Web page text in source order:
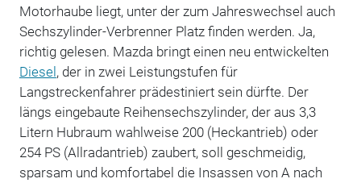
Motorhaube liegt, unter der zum Jahreswechsel auch
Sechszylinder-Verbrenner Platz finden werden. Ja,
richtig gelesen. Mazda bringt einen neu entwickelten
Diesel, der in zwei Leistungstufen für
Langstreckenfahrer prädestiniert sein dürfte. Der
längs eingebaute Reihensechszylinder, der aus 3,3
Litern Hubraum wahlweise 200 (Heckantrieb) oder
254 PS (Allradantrieb) zaubert, soll geschmeidig,
sparsam und komfortabel die Insassen von A nach